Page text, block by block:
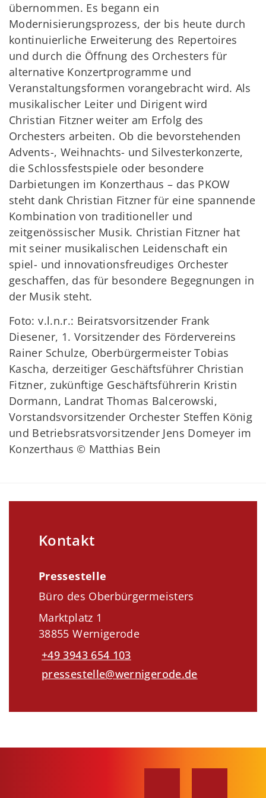
übernommen. Es begann ein
Modernisierungsprozess, der bis heute durch
kontinuierliche Erweiterung des Repertoires
und durch die Öffnung des Orchesters für
alternative Konzertprogramme und
Veranstaltungsformen vorangebracht wird. Als
musikalischer Leiter und Dirigent wird
Christian Fitzner weiter am Erfolg des
Orchesters arbeiten. Ob die bevorstehenden
Advents-, Weihnachts- und Silvesterkonzerte,
die Schlossfestspiele oder besondere
Darbietungen im Konzerthaus – das PKOW
steht dank Christian Fitzner für eine spannende
Kombination von traditioneller und
zeitgenössischer Musik. Christian Fitzner hat
mit seiner musikalischen Leidenschaft ein
spiel- und innovationsfreudiges Orchester
geschaffen, das für besondere Begegnungen in
der Musik steht.
Foto: v.l.n.r.: Beiratsvorsitzender Frank
Diesener, 1. Vorsitzender des Fördervereins
Rainer Schulze, Oberbürgermeister Tobias
Kascha, derzeitiger Geschäftsführer Christian
Fitzner, zukünftige Geschäftsführerin Kristin
Dormann, Landrat Thomas Balcerowski,
Vorstandsvorsitzender Orchester Steffen König
und Betriebsratsvorsitzender Jens Domeyer im
Konzerthaus © Matthias Bein
Kontakt
Pressestelle
Büro des Oberbürgermeisters
Marktplatz 1
38855 Wernigerode
+49 3943 654 103
pressestelle@wernigerode.de